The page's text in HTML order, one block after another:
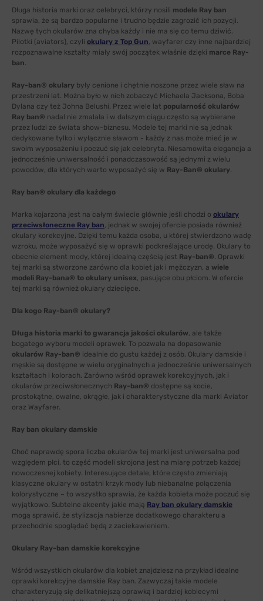
Długa historia marki oraz celebryci, którzy nosili modele Ray ban
sprawia, że są bardzo popularne i trudno będzie zagrozić ich pozycji.
Nazwę tych okularów zna chyba każdy i nie ma się co temu dziwić.
Pilotki (aviators), czyli okulary z Top Gun, wayfarer czy inne najbardziej
rozpoznawalne kształty miały swój początek właśnie dzięki marce Ray-
ban.
Ray-ban® okulary były cenione i chętnie noszone przez wiele sław na
przestrzeni lat. Można było w nich zobaczyć Michaela Jacksona, Boba
Dylana czy też Johna Belushi. Przez wiele lat popularność okularów
Ray ban® nadal nie zmalała i w dalszym ciągu często są wybierane
przez ludzi ze świata show-biznesu. Modele tej marki nie są jednak
dedykowane tylko i wyłącznie sławom - każdy z nas może mieć je w
swoim wyposażeniu i poczuć się jak celebryta. Niesamowita elegancja a
jednocześnie uniwersalność i ponadczasowość są jednymi z wielu
powodów, dla których warto wyposażyć się w Ray-Ban® okulary.
Ray ban® okulary dla każdego
Marka kojarzona jest na całym świecie głównie jeśli chodzi o okulary
przeciwsłoneczne Ray ban, jednak w swojej ofercie posiada również
okulary korekcyjne. Dzięki temu każda osoba, u której stwierdzono wadę
wzroku, może wyposażyć się w oprawki podkreślające urodę. Okulary to
obecnie element mody, której idealną częścią jest Ray-ban®. Oprawki
tej marki są stworzone zarówno dla kobiet jak i mężczyzn, a wiele
modeli Ray-bana® to okulary unisex, pasujące obu płciom. W ofercie
tej marki są również okulary dziecięce.
Dla kogo Ray-ban® okulary?
Długa historia marki to gwarancja jakości okularów, ale także
bogatego wyboru modeli oprawek. To pozwala na dopasowanie
okularów Ray-ban® idealnie do gustu każdej z osób. Okulary damskie i
męskie są dostępne w wielu oryginalnych a jednocześnie uniwersalnych
kształtach i kolorach. Zarówno wśród oprawek korekcyjnych, jak i
okularów przeciwsłonecznych Ray-ban® dostępne są kocie,
prostokątne, owalne, okrągłe, jak i charakterystyczne dla marki Aviator
oraz Wayfarer.
Ray ban okulary damskie
Choć naprawdę spora liczba okularów tej marki jest uniwersalna pod
względem płci, to część modeli skrojona jest na miarę potrzeb każdej
nowoczesnej kobiety. Interesujące detale, które często zmieniają
klasyczne okulary w ostatni krzyk mody lub niebanalne połączenia
kolorystyczne – to wszystko sprawia, że każda kobieta może poczuć się
wyjątkowo. Subtelne akcenty jakie mają Ray ban okulary damskie
mogą sprawić, że stylizacja nabierze dodatkowego charakteru a
przechodnie spoglądać będą z zaciekawieniem.
Okulary Ray-ban damskie korekcyjne
Wśród wszystkich okularów dla kobiet znajdziesz na przykład idealne
oprawki korekcyjne damskie Ray ban. Zazwyczaj takie modele
charakteryzują się delikatniejszą oprawką i bardziej kobiecymi